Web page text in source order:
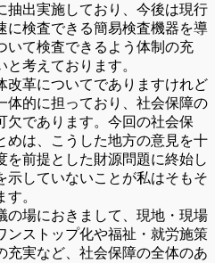
抽出実施しており、今後は現行
に検査できる簡易検査機器を導
いて検査できるよう体制の充
考えております。
革についてでありますけれど
体的に担っており、社会保障の
欠であります。今回の社会保
めは、こうした地方の意見を十
を前提とした財源問題に終始し
示していないことが私はそもそ
。
場におきまして、現地・現場
ンストップ化や福祉・就労施策
充実など、社会保障の全体のあ